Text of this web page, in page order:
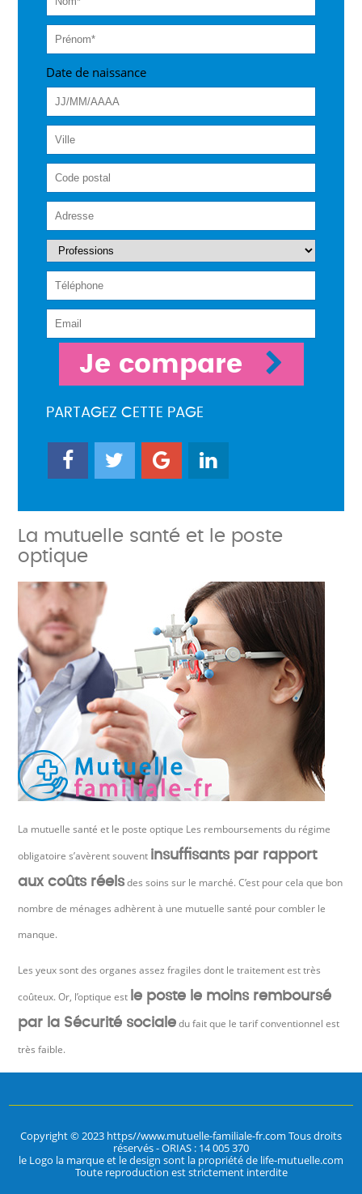
Date de naissance
Je compare
PARTAGEZ CETTE PAGE
La mutuelle santé et le poste
optique
La mutuelle santé et le poste optique Les remboursements du régime
obligatoire s’avèrent souvent insuffisants par rapport
aux coûts réelsdes soins sur le marché. C’est pour cela que bon
nombre de ménages adhèrent à une mutuelle santé pour combler le
manque.
Les yeux sont des organes assez fragiles dont le traitement est très
coûteux. Or, l’optique est le poste le moins remboursé
par la Sécurité socialedu fait que le tarif conventionnel est
très faible.
Copyright © 2023 https//www.mutuelle-familiale-fr.com Tous droits
réservés - ORIAS : 14 005 370
le Logo la marque et le design sont la propriété de life-mutuelle.com
Toute reproduction est strictement interdite